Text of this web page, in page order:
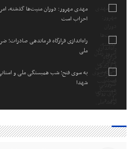
مهدی مهرور: دوران منیت‌ها گذشته،
احزاب است
راه‌اندازی قرارگاه فرماندهی صادرات؛
ملی
به سوی فتح؛ شب همبستگی ملی و
شهدا